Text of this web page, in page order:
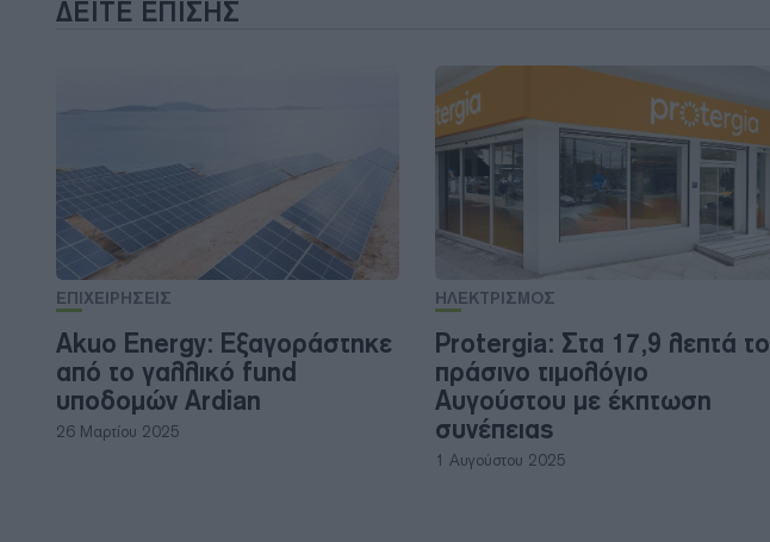
ΔΕΊΤΕ ΕΠΊΣΗΣ
ΕΠΙΧΕΙΡΗΣΕΙΣ
Akuo Energy: Εξαγοράστηκε
από το γαλλικό fund
υποδομών Ardian
26 Μαρτίου 2025
ΗΛΕΚΤΡΙΣΜΟΣ
Protergia: Στα 17,9 λεπτά το
πράσινο τιμολόγιο
Αυγούστου με έκπτωση
συνέπειας
1 Αυγούστου 2025